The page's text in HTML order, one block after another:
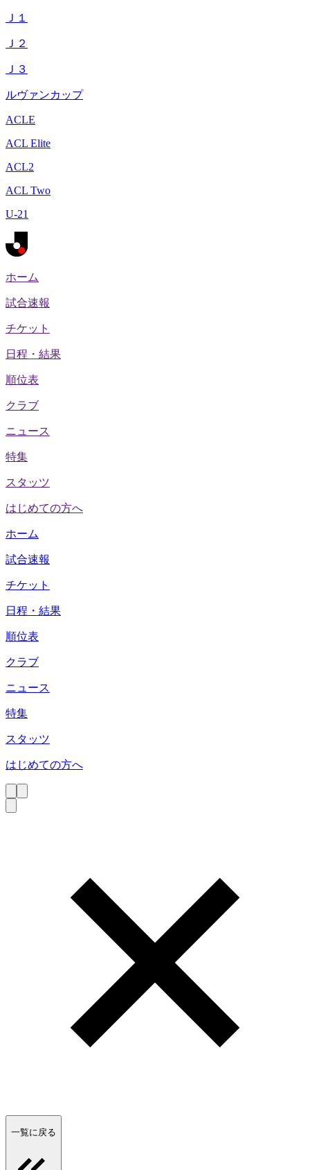
Ｊ１
Ｊ２
Ｊ３
ルヴァンカップ
ACLE
ACL Elite
ACL2
ACL Two
U-21
ホーム
試合速報
チケット
日程・結果
順位表
クラブ
ニュース
特集
スタッツ
はじめての方へ
ホーム
試合速報
チケット
日程・結果
順位表
クラブ
ニュース
特集
スタッツ
はじめての方へ
一覧に戻る